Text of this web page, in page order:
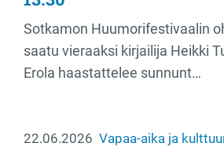
Sotkamon Huumorifestivaalin
saatu vieraaksi kirjailija Heikki
Erola haastattelee sunnunt…
22.06.2026 Vapaa-aika ja